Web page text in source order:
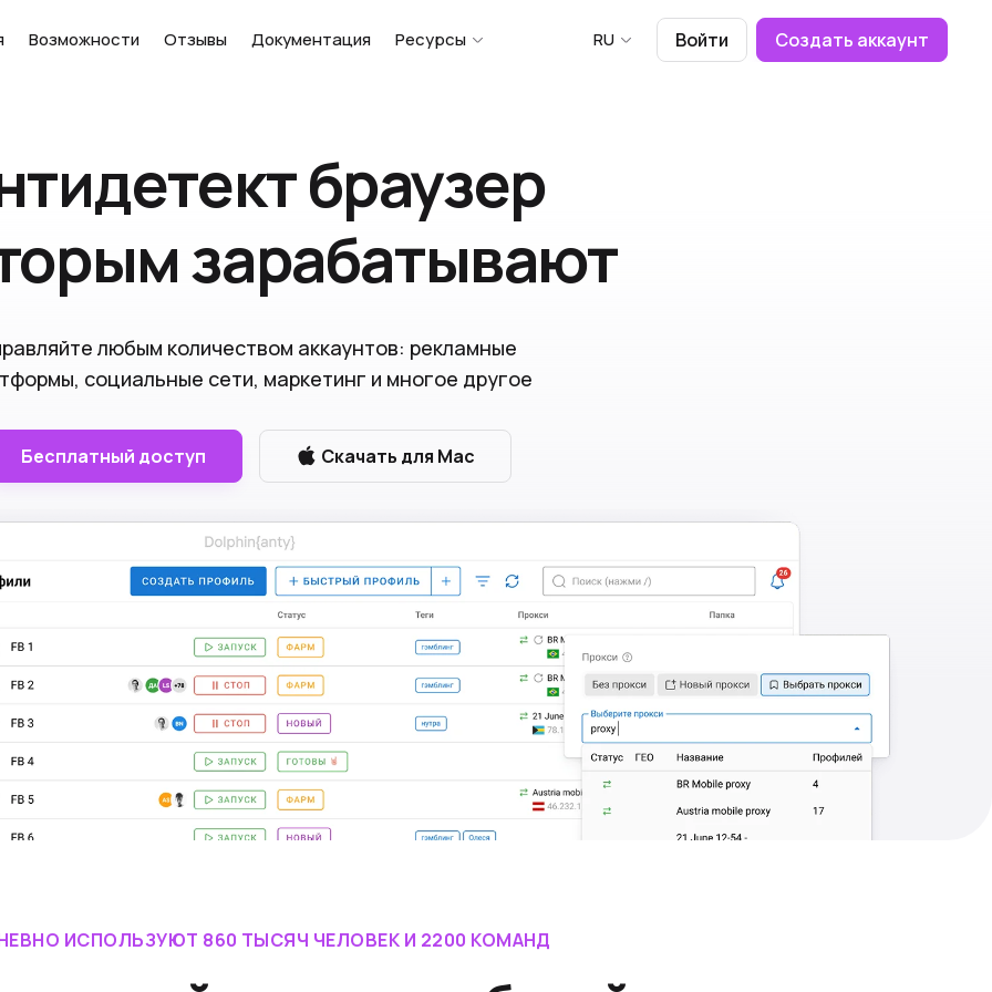
Возможности Отзывы Документация Ресурсы RU Войти Создать аккаунт
браузер
зарабатывают
любым количеством аккаунтов: рекламные
социальные сети, маркетинг и многое другое
Бесплатный доступ Скачать для Mac
ИСПОЛЬЗУЮТ 860 ТЫСЯЧ ЧЕЛОВЕК И 2200 КОМАНД